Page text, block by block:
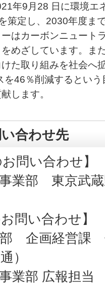
年9月28 日に環境エ
策定し、2030年度ま
ーはカーボンニュー
めざしています。ま
た取り組みを社会へ
を46％削減するとい
します。
合わせ先
問い合わせ】
業部 東京武
問い合わせ】
部 企画経営
）
東京事